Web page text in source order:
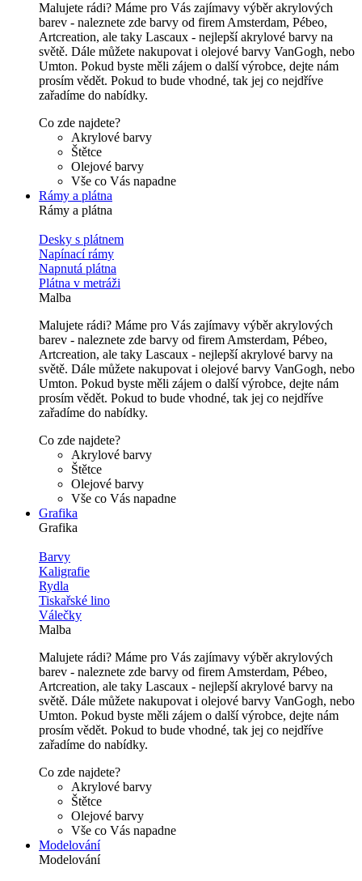
Malujete rádi? Máme pro Vás zajímavy výběr akrylových
barev - naleznete zde barvy od firem Amsterdam, Pébeo,
Artcreation, ale taky Lascaux - nejlepší akrylové barvy na
světě. Dále můžete nakupovat i olejové barvy VanGogh, nebo
Umton. Pokud byste měli zájem o další výrobce, dejte nám
prosím vědět. Pokud to bude vhodné, tak jej co nejdříve
zařadíme do nabídky.
Co zde najdete?
Akrylové barvy
Štětce
Olejové barvy
Vše co Vás napadne
Rámy a plátna
Rámy a plátna
Desky s plátnem
Napínací rámy
Napnutá plátna
Plátna v metráži
Malba
Malujete rádi? Máme pro Vás zajímavy výběr akrylových
barev - naleznete zde barvy od firem Amsterdam, Pébeo,
Artcreation, ale taky Lascaux - nejlepší akrylové barvy na
světě. Dále můžete nakupovat i olejové barvy VanGogh, nebo
Umton. Pokud byste měli zájem o další výrobce, dejte nám
prosím vědět. Pokud to bude vhodné, tak jej co nejdříve
zařadíme do nabídky.
Co zde najdete?
Akrylové barvy
Štětce
Olejové barvy
Vše co Vás napadne
Grafika
Grafika
Barvy
Kaligrafie
Rydla
Tiskařské lino
Válečky
Malba
Malujete rádi? Máme pro Vás zajímavy výběr akrylových
barev - naleznete zde barvy od firem Amsterdam, Pébeo,
Artcreation, ale taky Lascaux - nejlepší akrylové barvy na
světě. Dále můžete nakupovat i olejové barvy VanGogh, nebo
Umton. Pokud byste měli zájem o další výrobce, dejte nám
prosím vědět. Pokud to bude vhodné, tak jej co nejdříve
zařadíme do nabídky.
Co zde najdete?
Akrylové barvy
Štětce
Olejové barvy
Vše co Vás napadne
Modelování
Modelování